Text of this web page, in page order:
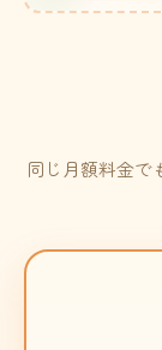
同じ月額料金で